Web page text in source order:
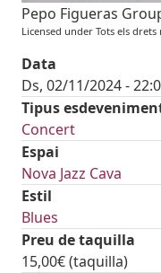
Pepo Figueras
Licensed under Tots els
Data
Ds, 02/11/2024 -
Tipus
Concert
Espai
Nova Jazz Cava
Estil
Blues
Preu de taquilla
15,00€ (taquilla)